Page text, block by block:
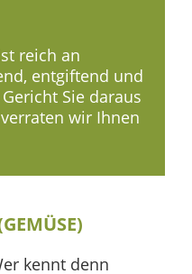
reich an
entgiftend und
Sie daraus
wir Ihnen
kennt denn